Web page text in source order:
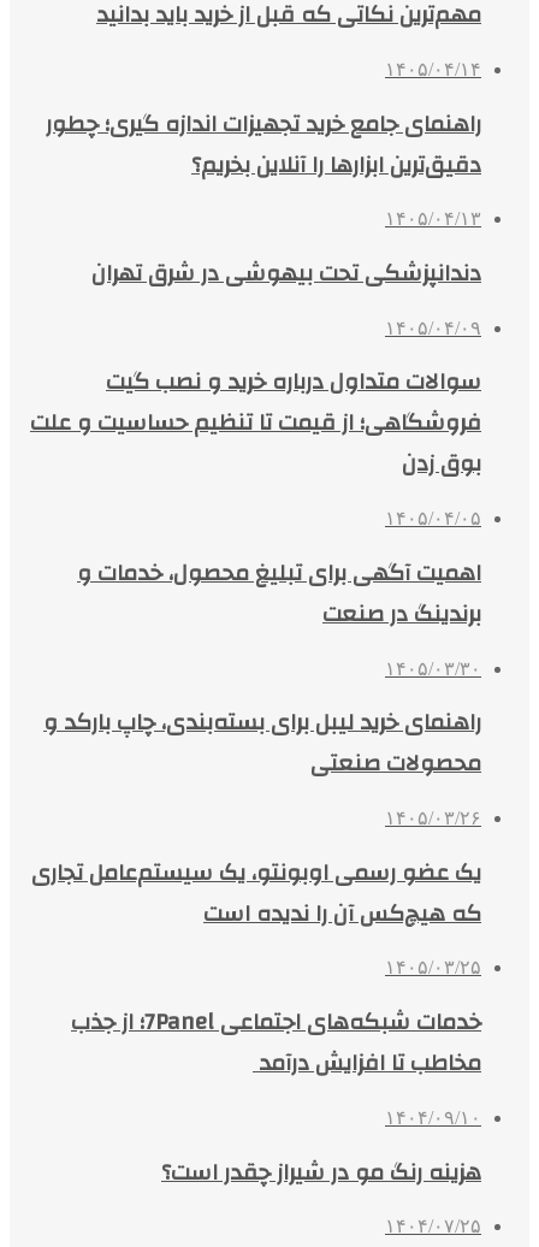
مهم‌ترین نکاتی که قبل از خرید باید بدانید
۱۴۰۵/۰۴/۱۴
راهنمای جامع خرید تجهیزات اندازه گیری؛ چطور
دقیق‌ترین ابزارها را آنلاین بخریم؟
۱۴۰۵/۰۴/۱۳
دندانپزشکی تحت بیهوشی در شرق تهران
۱۴۰۵/۰۴/۰۹
سوالات متداول درباره خرید و نصب گیت
فروشگاهی؛ از قیمت تا تنظیم حساسیت و علت
بوق زدن
۱۴۰۵/۰۴/۰۵
اهمیت آگهی برای تبلیغ محصول، خدمات و
برندینگ در صنعت
۱۴۰۵/۰۳/۳۰
راهنمای خرید لیبل برای بسته‌بندی، چاپ بارکد و
محصولات صنعتی
۱۴۰۵/۰۳/۲۶
یک عضو رسمی اوبونتو، یک سیستم‌عامل تجاری
که هیچ‌کس آن را ندیده است
۱۴۰۵/۰۳/۲۵
خدمات شبکه‌های اجتماعی 7Panel؛ از جذب
مخاطب تا افزایش درآمد
۱۴۰۴/۰۹/۱۰
هزینه رنگ مو در شیراز چقدر است؟
۱۴۰۴/۰۷/۲۵